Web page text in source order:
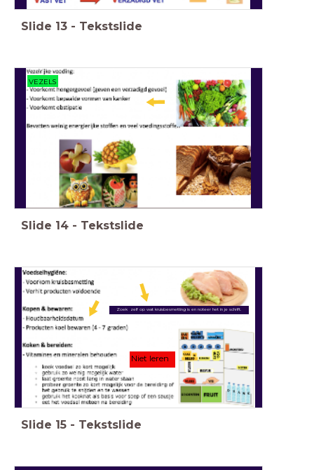
Slide 13 - Tekstslide
VEZELS
Slide 14 - Tekstslide
Zoek zelf op wat kruisbesmetting is en noteer het in je schrift.
Niet leren
Slide 15 - Tekstslide